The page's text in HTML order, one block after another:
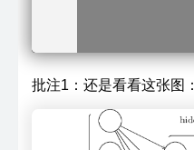
批注1：还是看看这张图：